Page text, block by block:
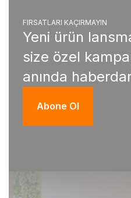
FIRSATLARI KAÇIRMAYIN
Yeni ürün
size özel
anında
Abone Ol